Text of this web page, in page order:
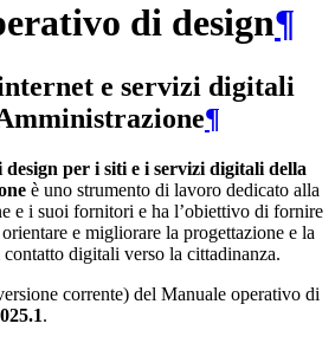
di design¶
e servizi digitali
¶
per i siti e i servizi digitali della
è uno strumento di lavoro dedicato alla
e i suoi fornitori e ha l’obiettivo di fornire
e migliorare la progettazione e la
digitali verso la cittadinanza.
corrente) del Manuale operativo di
.